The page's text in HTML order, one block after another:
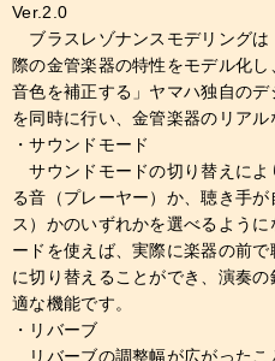
Ver.2.0
ブラスレゾナンスモデリングは
際の金管楽器の特性をモデル化
音色を補正する」ヤマハ独自の
を同時に行い、金管楽器のリアル
・サウンドモード
サウンドモードの切り替えによ
る音（プレーヤー）か、聴き手
ス）かのいずれかを選べるよう
ードを使えば、実際に楽器の前
に切り替えることができ、演奏
適な機能です。
・リバーブ
リバーブの調整幅が広がったこ